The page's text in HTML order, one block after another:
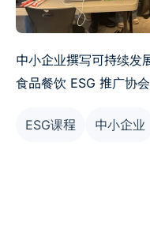
中小企业撰写可持续发
食品餐饮 ESG 推广协
从零开始快速完成第一
ESG课程 中小企业